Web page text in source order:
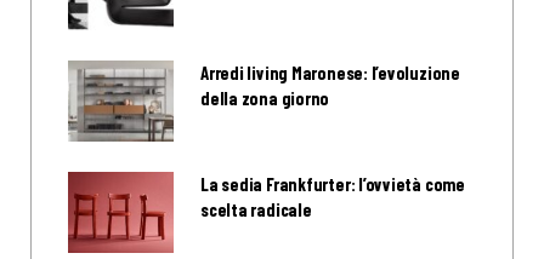
Arredi living Maronese: l’evoluzione
della zona giorno
La sedia Frankfurter: l’ovvietà come
scelta radicale